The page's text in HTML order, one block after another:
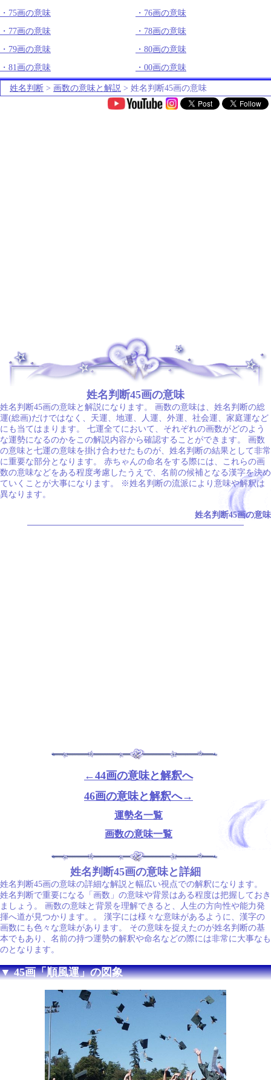
75画の意味
76画の意味
77画の意味
78画の意味
79画の意味
80画の意味
81画の意味
00画の意味
姓名判断 > 画数の意味と解説 > 姓名判断45画の意味
.
姓名判断45画の意味
姓名判断45画の意味と解説になります。 画数の意味は、姓名判断の総
運(総画)だけではなく、天運、地運、人運、外運、社会運、家庭運など
にも当てはまります。 七運全てにおいて、それぞれの画数がどのよう
な運勢になるのかをこの解説内容から確認することができます。 画数
の意味と七運の意味を掛け合わせたものが、姓名判断の結果として非常
に重要な部分となります。 赤ちゃんの命名をする際には、これらの画
数の意味などをある程度考慮したうえで、名前の候補となる漢字を決め
ていくことが大事になります。 ※姓名判断の流派により意味や解釈は
異なります。
姓名判断45画の意味
←44画の意味と解釈へ
46画の意味と解釈へ→
運勢名一覧
画数の意味一覧
姓名判断45画の意味と詳細
姓名判断45画の意味の詳細な解説と幅広い視点での解釈になります。
姓名判断で重要になる「画数」の意味や背景はある程度は把握しておき
ましょう。 画数の意味と背景を理解できると、人生の方向性や能力発
揮へ道が見つかります。。 漢字には様々な意味があるように、漢字の
画数にも色々な意味があります。 その意味を捉えたのが姓名判断の基
本でもあり、名前の持つ運勢の解釈や命名などの際には非常に大事なも
のとなります。
▼ 45画「順風運」の図象